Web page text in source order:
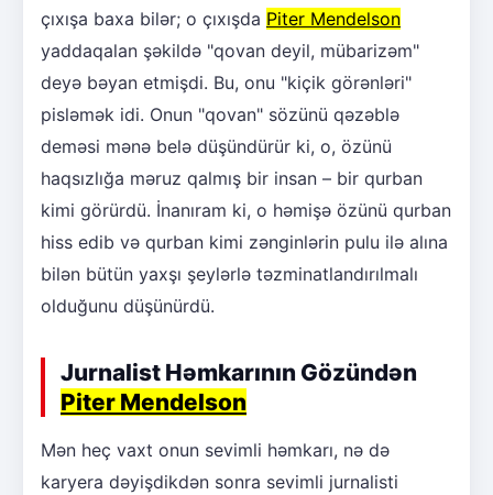
çıxışa baxa bilər; o çıxışda Piter Mendelson
yaddaqalan şəkildə "qovan deyil, mübarizəm"
deyə bəyan etmişdi. Bu, onu "kiçik görənləri"
pisləmək idi. Onun "qovan" sözünü qəzəblə
deməsi mənə belə düşündürür ki, o, özünü
haqsızlığa məruz qalmış bir insan – bir qurban
kimi görürdü. İnanıram ki, o həmişə özünü qurban
hiss edib və qurban kimi zənginlərin pulu ilə alına
bilən bütün yaxşı şeylərlə təzminatlandırılmalı
olduğunu düşünürdü.
Jurnalist Həmkarının Gözündən
Piter Mendelson
Mən heç vaxt onun sevimli həmkarı, nə də
karyera dəyişdikdən sonra sevimli jurnalisti